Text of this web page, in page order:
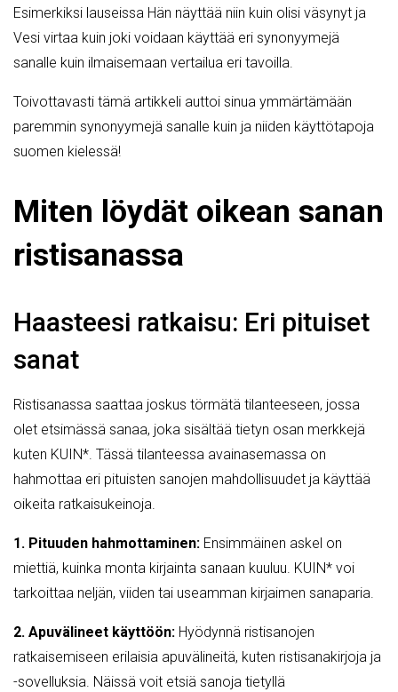
Esimerkiksi lauseissa Hän näyttää niin kuin olisi väsynyt ja
Vesi virtaa kuin joki voidaan käyttää eri synonyymejä
sanalle kuin ilmaisemaan vertailua eri tavoilla.
Toivottavasti tämä artikkeli auttoi sinua ymmärtämään
paremmin synonyymejä sanalle kuin ja niiden käyttötapoja
suomen kielessä!
Miten löydät oikean sanan
ristisanassa
Haasteesi ratkaisu: Eri pituiset
sanat
Ristisanassa saattaa joskus törmätä tilanteeseen, jossa
olet etsimässä sanaa, joka sisältää tietyn osan merkkejä
kuten KUIN*. Tässä tilanteessa avainasemassa on
hahmottaa eri pituisten sanojen mahdollisuudet ja käyttää
oikeita ratkaisukeinoja.
1. Pituuden hahmottaminen: Ensimmäinen askel on
miettiä, kuinka monta kirjainta sanaan kuuluu. KUIN* voi
tarkoittaa neljän, viiden tai useamman kirjaimen sanaparia.
2. Apuvälineet käyttöön: Hyödynnä ristisanojen
ratkaisemiseen erilaisia apuvälineitä, kuten ristisanakirjoja ja
-sovelluksia. Näissä voit etsiä sanoja tietyllä